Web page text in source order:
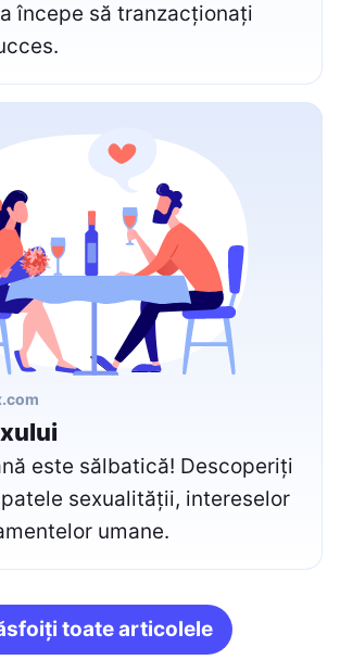
începe să tranzacționați
este sălbatică! Descoperiți
sexualității, intereselor
umane.
toate articolele